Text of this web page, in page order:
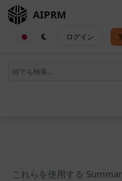
AIPRM
ログイン
これらを使用する